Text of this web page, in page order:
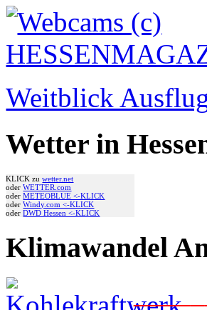
Weitblick
Wetter in
KLICK zuwetter.net
oderWETTER.com
oderMETEOBLUE <-KLICK
oderWindy.com <-KLICK
oderDWD Hessen <-KLICK
Klimawandel